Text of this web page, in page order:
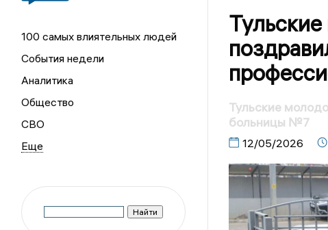
100 самых влиятельных людей
События недели
Аналитика
Общество
СВО
Тульские
больницы №7
12/05/2026